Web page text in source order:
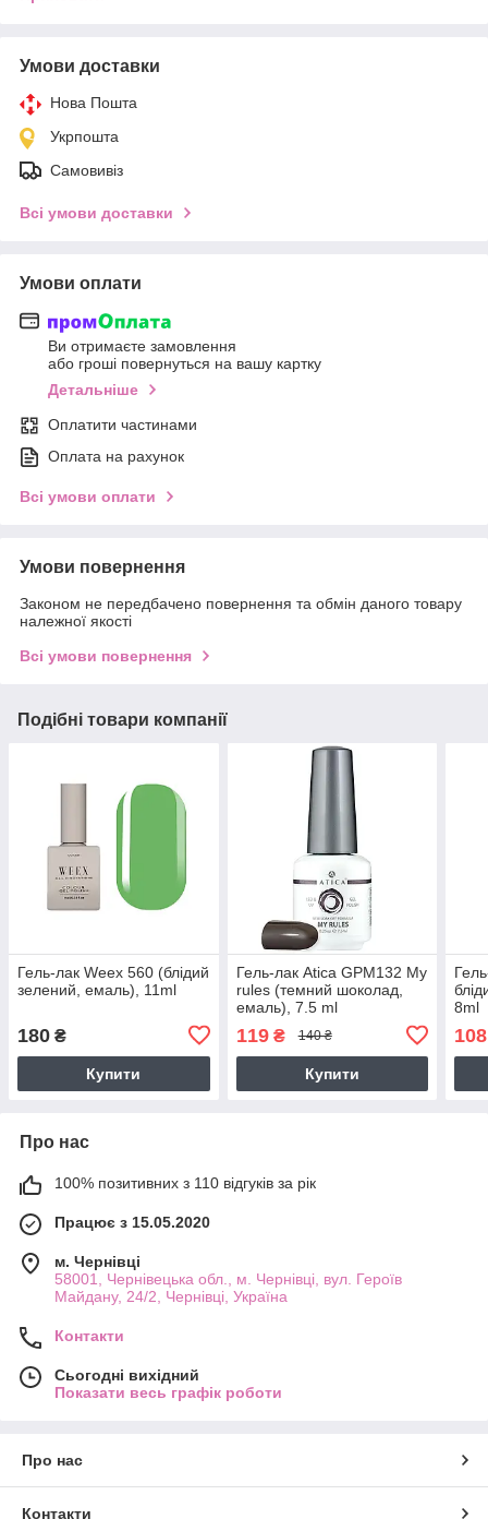
Умови доставки
Нова Пошта
Укрпошта
Самовивіз
Всі умови доставки
Умови оплати
Ви отримаєте замовлення
або гроші повернуться на вашу картку
Детальніше
Оплатити частинами
Оплата на рахунок
Всі умови оплати
Умови повернення
Законом не передбачено повернення та обмін даного товару
належної якості
Всі умови повернення
Подібні товари компанії
Гель-лак Weex 560 (блідий
зелений, емаль), 11ml
180 ₴
Купити
Гель-лак Atica GPM132 My
rules (темний шоколад,
емаль), 7.5 ml
119₴ 140 ₴
Купити
8ml
108
Про нас
100% позитивних з 110 відгуків за рік
Працює з 15.05.2020
м. Чернівці
58001, Чернівецька обл., м. Чернівці, вул. Героїв
Майдану, 24/2, Чернівці, Україна
Контакти
Сьогодні вихідний
Показати весь графік роботи
Про нас
Контакти